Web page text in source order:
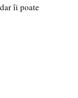
îi poate